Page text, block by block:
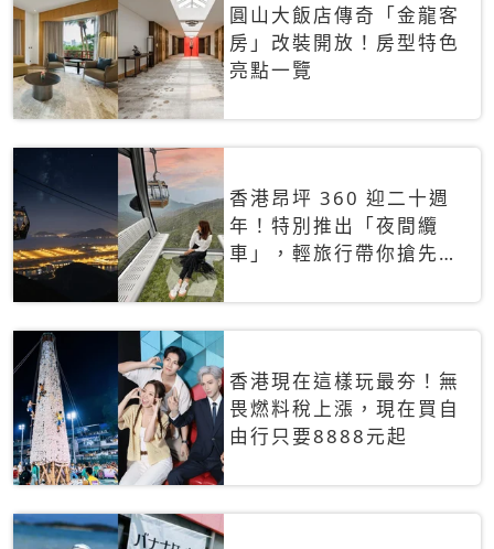
圓山大飯店傳奇「金龍客
房」改裝開放！房型特色
亮點一覽
香港昂坪 360 迎二十週
年！特別推出「夜間纜
車」，輕旅行帶你搶先揭
香港現在這樣玩最夯！無
畏燃料稅上漲，現在買自
由行只要8888元起